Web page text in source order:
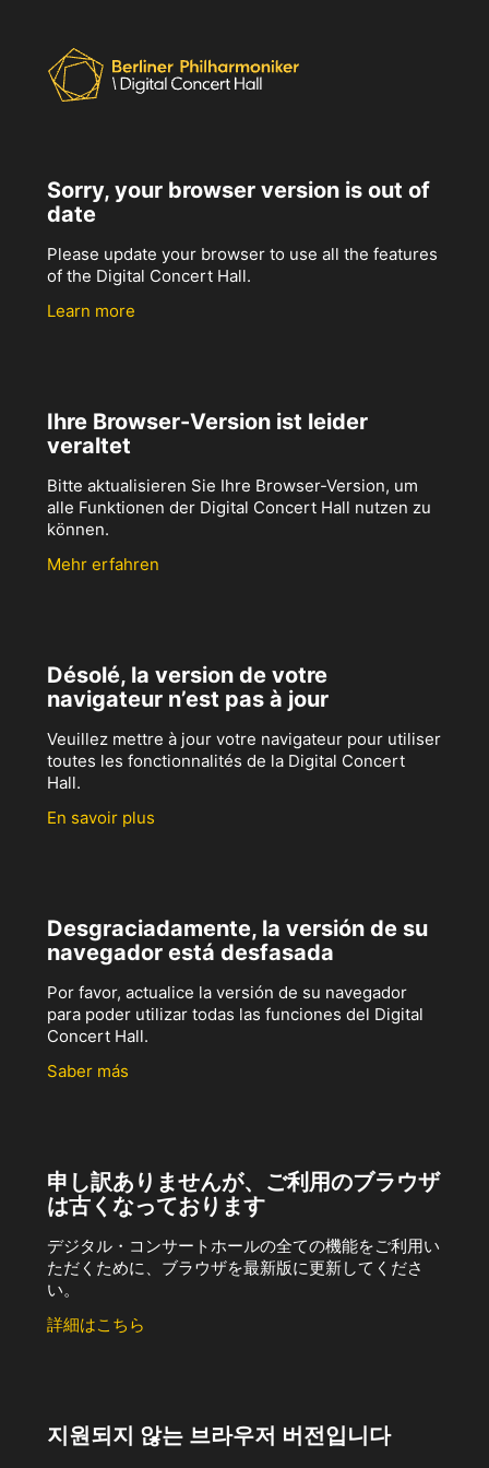
Sorry, your browser version is out of
date
Please update your browser to use all the features
of the Digital Concert Hall.
Learn more
Ihre Browser-Version ist leider
veraltet
Bitte aktualisieren Sie Ihre Browser-Version, um
alle Funktionen der Digital Concert Hall nutzen zu
können.
Mehr erfahren
Désolé, la version de votre
navigateur n’est pas à jour
Veuillez mettre à jour votre navigateur pour utiliser
toutes les fonctionnalités de la Digital Concert
Hall.
En savoir plus
Desgraciadamente, la versión de su
navegador está desfasada
Por favor, actualice la versión de su navegador
para poder utilizar todas las funciones del Digital
Concert Hall.
Saber más
申し訳ありませんが、ご利用のブラウザ
は古くなっております
デジタル・コンサートホールの全ての機能をご利用い
ただくために、ブラウザを最新版に更新してくださ
い。
詳細はこちら
지원되지 않는 브라우저 버전입니다